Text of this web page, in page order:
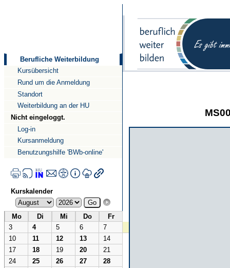
Berufliche Weiterbildung
Kursübersicht
Rund um die Anmeldung
Standort
Weiterbildung an der HU
Nicht eingeloggt.
Log-in
Kursanmeldung
Benutzungshilfe 'BWb-online'
Kurskalender
Mo Di Mi Do
Fr
3
4 5 6
7
10
11 12 13
14
17
18 19 20
21
24
25 26 27
28